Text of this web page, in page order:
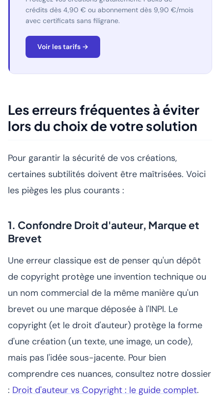
crédits dès 4,90 € ou abonnement dès 9,90 €/mois
avec certificats sans filigrane.
Voir les tarifs →
Les erreurs fréquentes à éviter
lors du choix de votre solution
Pour garantir la sécurité de vos créations,
certaines subtilités doivent être maîtrisées. Voici
les pièges les plus courants :
1. Confondre Droit d'auteur, Marque et
Brevet
Une erreur classique est de penser qu'un dépôt
de copyright protège une invention technique ou
un nom commercial de la même manière qu'un
brevet ou une marque déposée à l'INPI. Le
copyright (et le droit d'auteur) protège la forme
d'une création (un texte, une image, un code),
mais pas l'idée sous-jacente. Pour bien
comprendre ces nuances, consultez notre dossier
: Droit d'auteur vs Copyright : le guide complet.